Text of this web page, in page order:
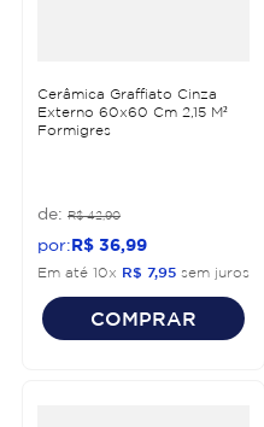
Cerâmica Graffiato Cinza
Externo 60x60 Cm 2,15 M²
Formigres
R$ 42,90
R$ 36 99
Em até 10x R$ 7,95 sem juros
COMPRAR